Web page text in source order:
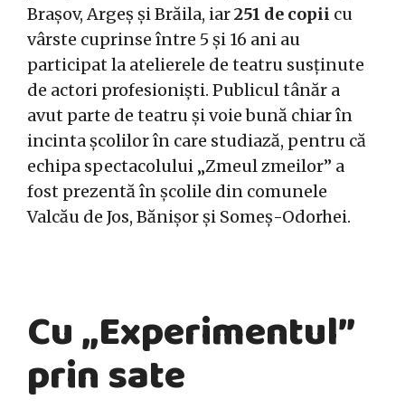
Brașov, Argeș și Brăila, iar251 de copii cu
vârste cuprinse între 5 și 16 ani au
participat la atelierele de teatru susținute
de actori profesioniști. Publicul tânăr a
avut parte de teatru și voie bună chiar în
incinta școlilor în care studiază, pentru că
echipa spectacolului „Zmeul zmeilor” a
fost prezentă în școlile din comunele
Valcău de Jos, Bănișor și Someș-Odorhei.
Cu „Experimentul”
prin sate